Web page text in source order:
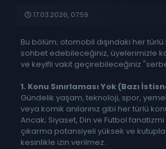
17.03.2026, 07:59
Bu bölüm; otomobil dışındaki her
sohbet edebileceğiniz, üyelerimizle
ve keyifli vakit geçirebileceğiniz
1. Konu Sınırlaması Yok (Bazı
Gündelik yaşam, teknoloji, spor,
veya komik anılarınız gibi her türlü
Ancak; Siyaset, Din ve Futbol
çıkarma potansiyeli yüksek ve
kesinlikle izin verilmez.